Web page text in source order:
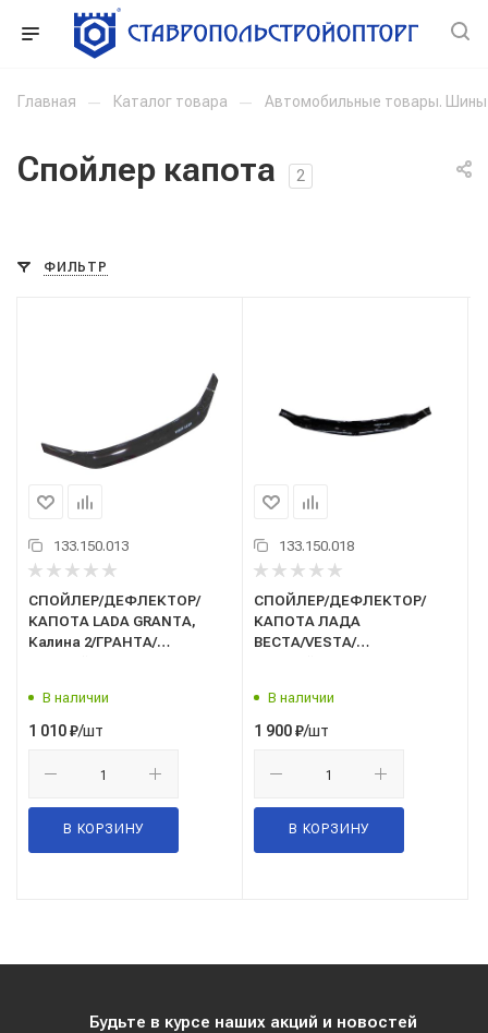
Главная — Каталог товара — Автомобильные товары. Шины
Спойлер капота 2
ФИЛЬТР
133.150.013
СПОЙЛЕР/ДЕФЛЕКТОР/
КАПОТА LADA GRANTA,
Калина 2/ГРАНТА/
В наличии
1 010₽/шт
В КОРЗИНУ
133.150.018
СПОЙЛЕР/ДЕФЛЕКТОР/
КАПОТА ЛАДА
ВЕСТА/VESTA/
В наличии
1 900₽/шт
В КОРЗИНУ
Будьте в курсе наших акций и новостей